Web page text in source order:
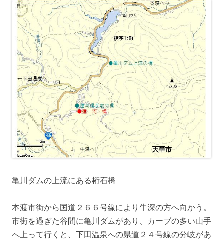
亀川ダムの上流にある桁石橋
本渡市街から国道２６６号線により牛深の方へ向かう。
市街を過ぎた谷間に亀川ダムがあり、カーブの多い山手
へ上って行くと、下田温泉への県道２４号線の分岐があ